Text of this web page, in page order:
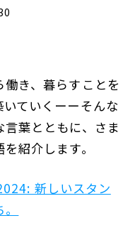
き、暮らすことを
ていくーーそんな
葉とともに、さま
紹介します。
新しいスタン